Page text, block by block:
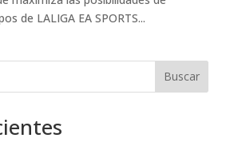
de LALIGA EA SPORTS...
Buscar